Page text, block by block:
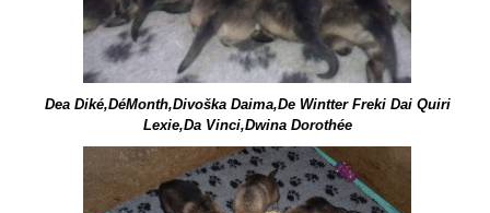
Dea Diké,DéMonth,Divoška Daima,De Wintter Freki Dai Quiri
Lexie,Da Vinci,Dwina Dorothée